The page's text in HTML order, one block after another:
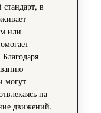
в
или
могут
на
движений.